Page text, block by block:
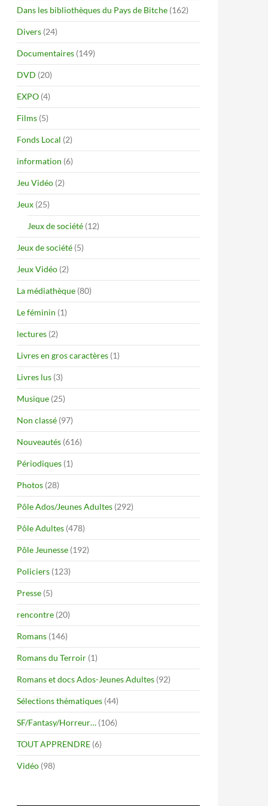
Dans les bibliothèques du Pays de Bitche (162)
Divers (24)
Documentaires (149)
DVD (20)
EXPO (4)
Films (5)
Fonds Local (2)
information (6)
Jeu Vidéo (2)
Jeux (25)
Jeux de société (12)
Jeux de société (5)
Jeux Vidéo (2)
La médiathèque (80)
Le féminin (1)
lectures (2)
Livres en gros caractères (1)
Livres lus (3)
Musique (25)
Non classé (97)
Nouveautés (616)
Périodiques (1)
Photos (28)
Pôle Ados/Jeunes Adultes (292)
Pôle Adultes (478)
Pôle Jeunesse (192)
Policiers (123)
Presse (5)
rencontre (20)
Romans (146)
Romans du Terroir (1)
Romans et docs Ados-Jeunes Adultes (92)
Sélections thématiques (44)
SF/Fantasy/Horreur… (106)
TOUT APPRENDRE (6)
Vidéo (98)